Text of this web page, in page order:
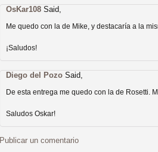
The Get Down o cómo
series más caras de la
MOLTISANTI
Recomendación de la semana
OsKar108 Said,
Me quedo con la de Mike, y destacaría a la
¡Saludos!
Diego del Pozo Said,
De esta entrega me quedo con la de Rosetti.
Saludos Oskar!
Publicar un comentario